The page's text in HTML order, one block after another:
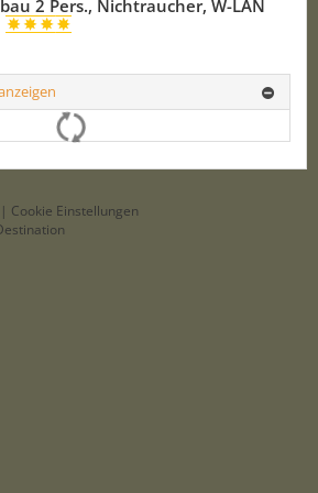
2 Pers., Nichtraucher, W-LAN
| Cookie Einstellungen